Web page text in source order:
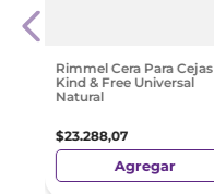
Rimmel Cera Para Cejas
Kind & Free Universal
Natural
$23.288,07
Agregar